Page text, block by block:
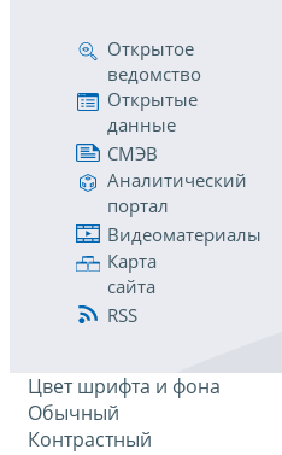
Открытое
ведомство
Открытые
данные
СМЭВ
Аналитический
портал
Видеоматериалы
Карта
сайта
RSS
Цвет шрифта и фона
Обычный
Контрастный